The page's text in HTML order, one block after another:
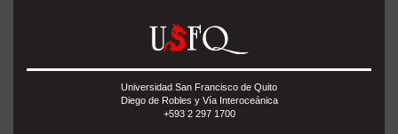
Universidad San Francisco de Quito
Diego de Robles y Vía Interoceánica
+593 2 297 1700